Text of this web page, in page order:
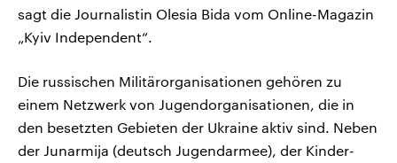
sagt die Journalistin Olesia Bida vom Online-Magazin
„Kyiv Independent“.
Die russischen Militärorganisationen gehören zu
einem Netzwerk von Jugendorganisationen, die in
den besetzten Gebieten der Ukraine aktiv sind. Neben
der Junarmija (deutsch Jugendarmee), der Kinder-